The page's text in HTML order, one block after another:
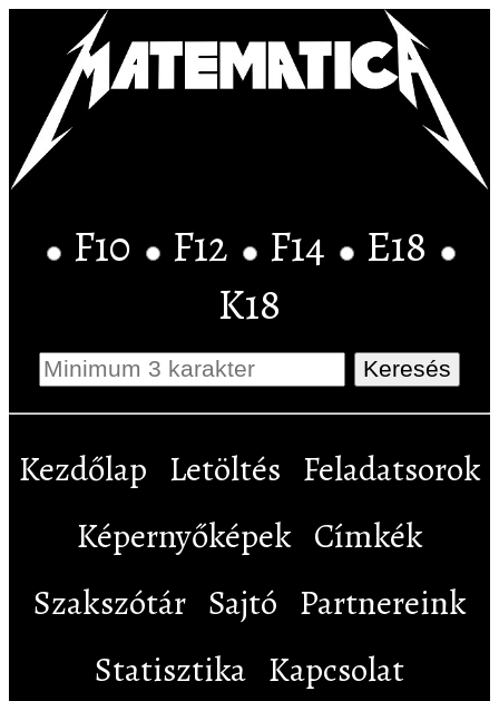
F10 F12 F14
E18
K18
Kezdőlap Letöltés Feladatsorok
Képernyőképek Címkék
Szakszótár Sajtó Partnereink
Statisztika Kapcsolat